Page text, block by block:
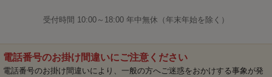
受付時間 10:00～18:00 年中無休（年末年始を除く）
電話番号のお掛け間違いにご注意ください
電話番号のお掛け間違いにより、一般の方へご迷惑をおかけする事象が発